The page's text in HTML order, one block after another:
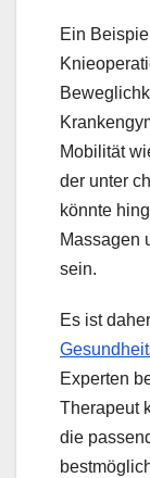
Ein
Mobilität
der unter
könnte
Massagen
sein.
Es ist
Experten
Therapeut
die